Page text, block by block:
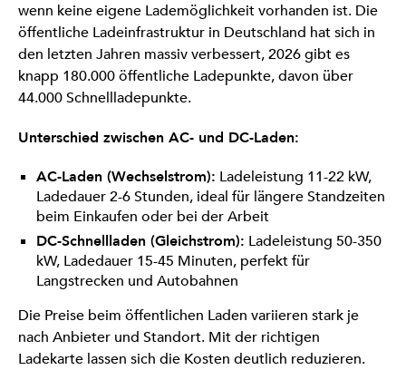
wenn keine eigene Lademöglichkeit vorhanden ist. Die
öffentliche Ladeinfrastruktur in Deutschland hat sich in
den letzten Jahren massiv verbessert, 2026 gibt es
knapp 180.000 öffentliche Ladepunkte, davon über
44.000 Schnellladepunkte.
Unterschied zwischen AC- und DC-Laden:
AC-Laden (Wechselstrom): Ladeleistung 11-22 kW,
Ladedauer 2-6 Stunden, ideal für längere Standzeiten
beim Einkaufen oder bei der Arbeit
DC-Schnellladen (Gleichstrom): Ladeleistung 50-350
kW, Ladedauer 15-45 Minuten, perfekt für
Langstrecken und Autobahnen
Die Preise beim öffentlichen Laden variieren stark je
nach Anbieter und Standort. Mit der richtigen
Ladekarte lassen sich die Kosten deutlich reduzieren.